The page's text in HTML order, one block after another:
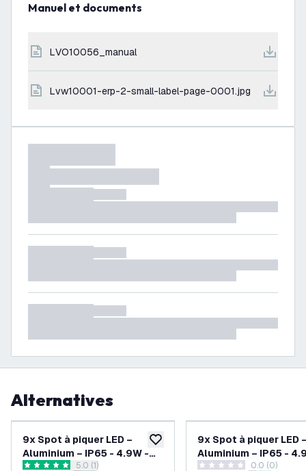
Manuel et documents
LVO10056_manual
lvw10001-erp-2-small-label-page-0001.jpg
Alternatives
ajouter à la liste de souhaits
9x Spot à piquer LED –
Aluminium – IP65 - 4.9W -
RGB+CCT - Câble 2M - Noir
ouvrir le tiroir des avis
5.0 (1)
9x Spot à piquer LED
Aluminium – IP65 -
RGB+CCT - Câble 2M
0.0 (0)